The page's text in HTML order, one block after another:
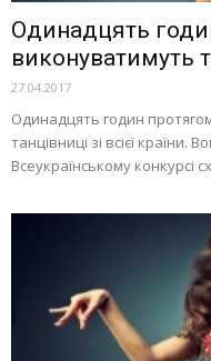
Одинадцять
виконуватимуть
27.04.2017
Одинадцять годин
танцівниці зі всієї
Всеукраїнському конкурсі